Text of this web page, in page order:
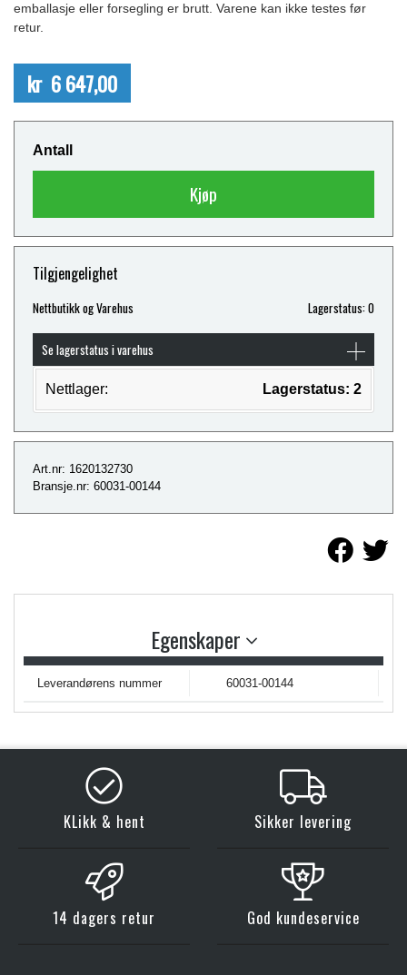
emballasje eller forsegling er brutt. Varene kan ikke testes før
retur.
kr 6 647,00
Antall
Kjøp
Tilgjengelighet
Nettbutikk og Varehus Lagerstatus: 0
Se lagerstatus i varehus
Nettlager: Lagerstatus: 2
Art.nr: 1620132730
Bransje.nr: 60031-00144
Egenskaper
Leverandørens nummer 60031-00144
KLikk & hent Sikker levering
14 dagers retur God kundeservice